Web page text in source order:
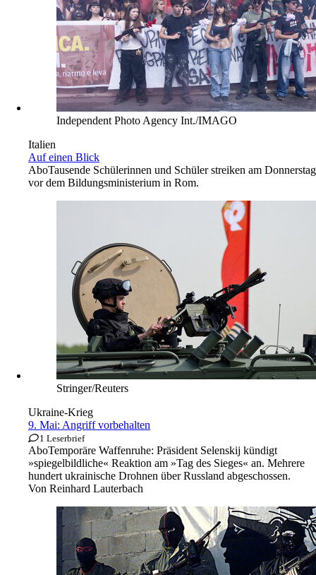
Independent Photo Agency Int./IMAGO
Italien
Auf einen Blick
AboTausende Schülerinnen und Schüler streiken am Donnerstag
vor dem Bildungsministerium in Rom.
Stringer/Reuters
Ukraine-Krieg
9. Mai: Angriff vorbehalten
1 Leserbrief
AboTemporäre Waffenruhe: Präsident Selenskij kündigt
»spiegelbildliche« Reaktion am »Tag des Sieges« an. Mehrere
hundert ukrainische Drohnen über Russland abgeschossen.
Von Reinhard Lauterbach